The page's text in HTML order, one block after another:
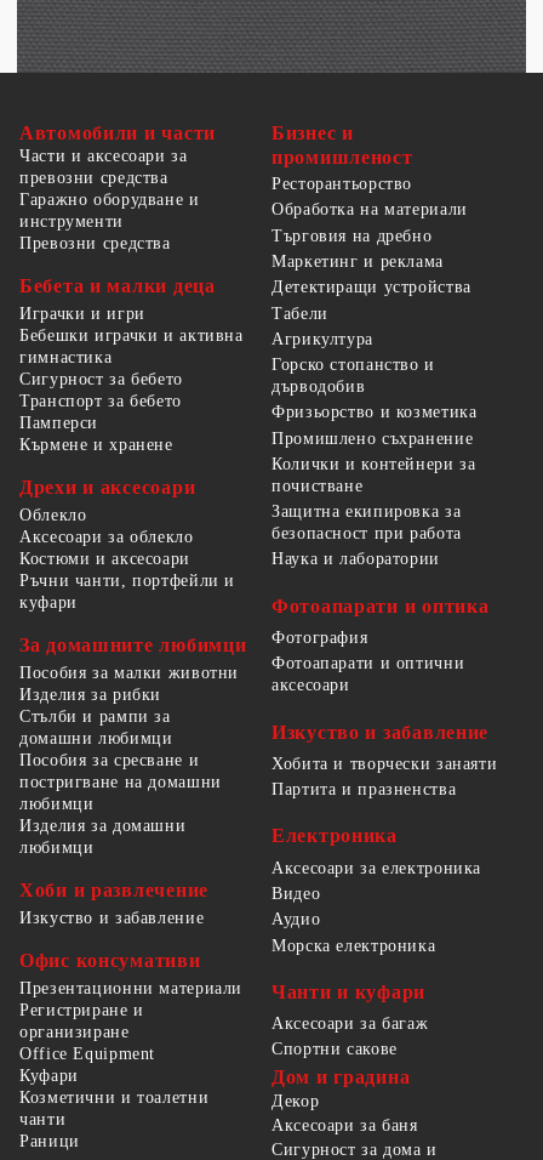
Автомобили и части
Части и аксесоари за
превозни средства
Гаражно оборудване и
инструменти
Превозни средства
Бебета и малки деца
Играчки и игри
Бебешки играчки и активна
гимнастика
Сигурност за бебето
Транспорт за бебето
Памперси
Кърмене и хранене
Дрехи и аксесоари
Облекло
Аксесоари за облекло
Костюми и аксесоари
Ръчни чанти, портфейли и
куфари
За домашните любимци
Пособия за малки животни
Изделия за рибки
Стълби и рампи за
домашни любимци
Пособия за сресване и
постригване на домашни
любимци
Изделия за домашни
любимци
Хоби и развлечение
Изкуство и забавление
Офис консумативи
Презентационни материали
Регистриране и
организиране
Office Equipment
Бизнес и
промишленост
Ресторантьорство
Обработка на материали
Търговия на дребно
Маркетинг и реклама
Детектиращи устройства
Табели
Агрикултура
Горско стопанство и
дърводобив
Фризьорство и козметика
Промишлено съхранение
Колички и контейнери за
почистване
Защитна екипировка за
безопасност при работа
Наука и лаборатории
Фотоапарати и оптика
Фотография
Фотоапарати и оптични
аксесоари
Изкуство и забавление
Хобита и творчески занаяти
Партита и празненства
Електроника
Аксесоари за електроника
Видео
Аудио
Морска електроника
Чанти и куфари
Аксесоари за багаж
Спортни сакове
Куфари
Козметични и тоалетни
чанти
Раници
Дом и градина
Декор
Аксесоари за баня
Сигурност за дома и